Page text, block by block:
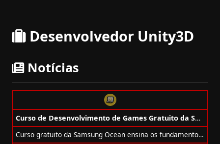
Desenvolvedor Unity3D
Notícias
Curso de Desenvolvimento de Games Gratuito da Samsung Ocean
Curso gratuito da Samsung Ocean ensina os fundamentos do desenvolvimento de games em uma aula online com certificado — dia 24/11 às 8h!